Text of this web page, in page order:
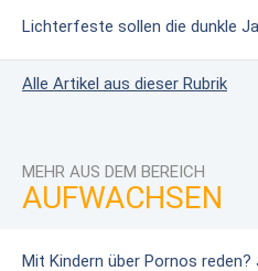
Lichterfeste sollen die dunkle
Alle Artikel aus dieser Rubrik
MEHR AUS DEM BEREICH
AUFWACHSEN
Mit Kindern über Pornos reden?